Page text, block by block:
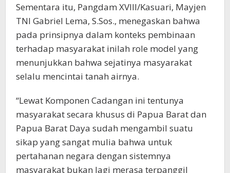
Sementara itu, Pangdam XVIII/Kasuari, Mayjen
TNI Gabriel Lema, S.Sos., menegaskan bahwa
pada prinsipnya dalam konteks pembinaan
terhadap masyarakat inilah role model yang
menunjukkan bahwa sejatinya masyarakat
selalu mencintai tanah airnya.
“Lewat Komponen Cadangan ini tentunya
masyarakat secara khusus di Papua Barat dan
Papua Barat Daya sudah mengambil suatu
sikap yang sangat mulia bahwa untuk
pertahanan negara dengan sistemnya
masyarakat bukan lagi merasa terpanggil